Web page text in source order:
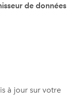
de données
à jour sur votre